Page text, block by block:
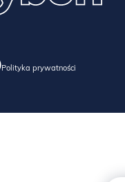
Polityka prywatności